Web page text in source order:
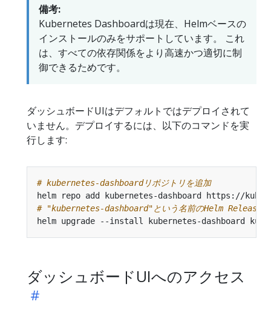
備考:
Kubernetes Dashboardは現在、Helmベースの
インストールのみをサポートしています。 これ
は、すべての依存関係をより高速かつ適切に制
御できるためです。
ダッシュボードUIはデフォルトではデプロイされて
いません。デプロイするには、以下のコマンドを実
行します:
# kubernetes-dashboardリポジトリを追加
# "kubernetes-dashboard"という名前のHelm Release
ダッシュボードUIへのアクセス